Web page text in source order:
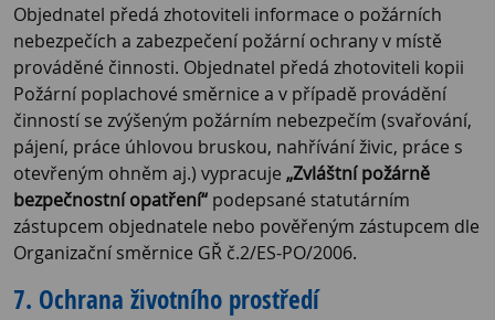
Objednatel předá zhotoviteli informace o požárních
nebezpečích a zabezpečení požární ochrany v místě
prováděné činnosti. Objednatel předá zhotoviteli kopii
Požární poplachové směrnice a v případě provádění
činností se zvýšeným požárním nebezpečím (svařování,
pájení, práce úhlovou bruskou, nahřívání živic, práce s
otevřeným ohněm aj.) vypracuje „Zvláštní požárně
bezpečnostní opatření“ podepsané statutárním
zástupcem objednatele nebo pověřeným zástupcem dle
Organizační směrnice GŘ č.2/ES-PO/2006.
7. Ochrana životního prostředí